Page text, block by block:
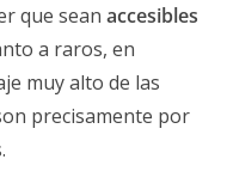
que sean accesibles
a raros, en
muy alto de las
precisamente por